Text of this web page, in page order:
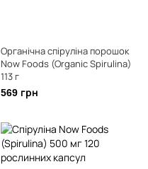
Органічна спіруліна порошок
Now Foods (Organic Spirulina)
113 г
569 грн